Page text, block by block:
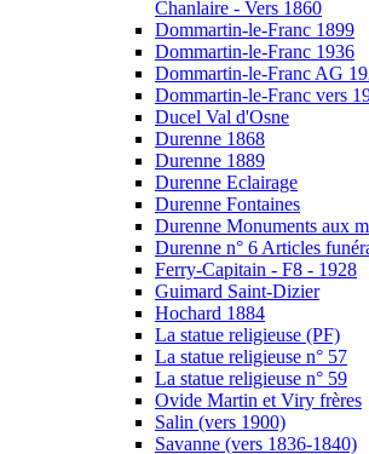
Chanlaire - Vers 1860
Dommartin-le-Franc 1899
Dommartin-le-Franc 1936
Dommartin-le-Franc AG
Dommartin-le-Franc vers
Ducel Val d'Osne
Durenne 1868
Durenne 1889
Durenne Eclairage
Durenne Fontaines
Durenne Monuments aux
Durenne n° 6 Articles
Ferry-Capitain - F8 - 1928
Guimard Saint-Dizier
Hochard 1884
La statue religieuse (PF)
La statue religieuse n° 57
La statue religieuse n° 59
Ovide Martin et Viry frères
Salin (vers 1900)
Savanne (vers 1836-1840)